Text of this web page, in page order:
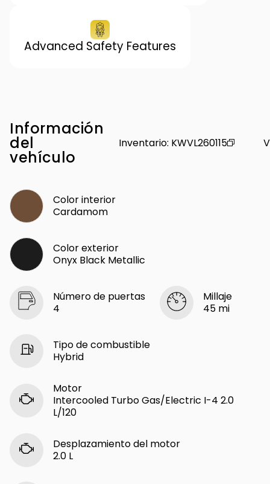
Advanced Safety Features
Información
del
vehículo
Inventario: KWVL260115
Color interior
Cardamom
Color exterior
Onyx Black Metallic
Número de puertas
4
Millaje
45 mi
Tipo de combustible
Hybrid
Motor
Intercooled Turbo Gas/Electric I-4 2.0
L/120
Desplazamiento del motor
2.0 L